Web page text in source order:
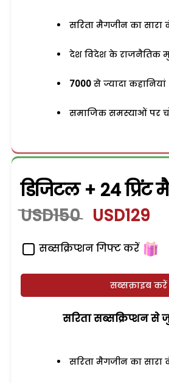
सरिता मैगजीन का सारा
देश विदेश के राजनैतिक
7000 से ज्यादा कहानियां
समाजिक समस्याओं पर
डिजिटल + 24 प्रिंट
USD150 USD129
सब्सक्रिप्शन गिफ्ट करें
सब्सक्राइब करें
सरिता सब्सक्रिप्शन से
सरिता मैगजीन का सारा